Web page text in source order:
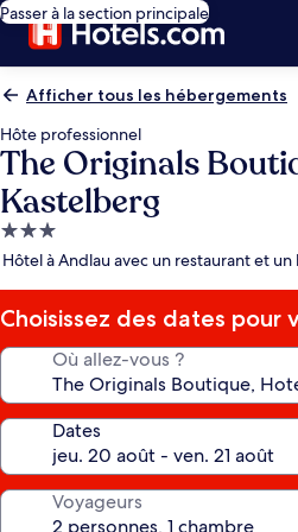
Passer à la section principale
Afficher tous les hébergements
Hôte professionnel
The Originals
Kastelberg
Hébergement
3.0 étoiles
Hôtel à Andlau avec un restaurant et un
Choisissez des dates pour
Où allez-vous ?
Dates
Voyageurs